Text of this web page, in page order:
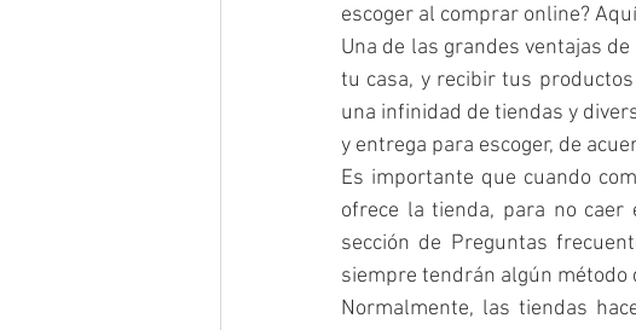
escoger al comprar online?
Una de las grandes ventajas
tu casa, y recibir tus
una infinidad de tiendas y
y entrega para escoger, de
Es importante que cuando
ofrece la tienda, para no
sección de Preguntas
siempre tendrán algún método
Normalmente, las tiendas